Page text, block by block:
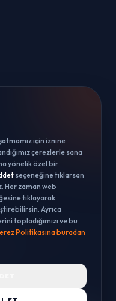
SAKLIDIR.
için iznine
çerezlerle sana
yönelik özel bir
seçeneğine tıklarsan
Her zaman web
tıklayarak
Ayrıca
topladığımızı ve bu
Politikasına buradan